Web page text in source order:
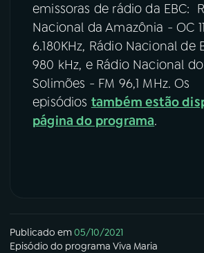
emissoras de rádio da EBC:
Nacional da Amazônia - OC
6.180KHz, Rádio Nacional de
980 kHz, e Rádio Nacional
Solimões - FM 96,1 MHz. Os
episódios também estão
página do programa.
Publicado em05/10/2021
Episódio do programa Viva Maria